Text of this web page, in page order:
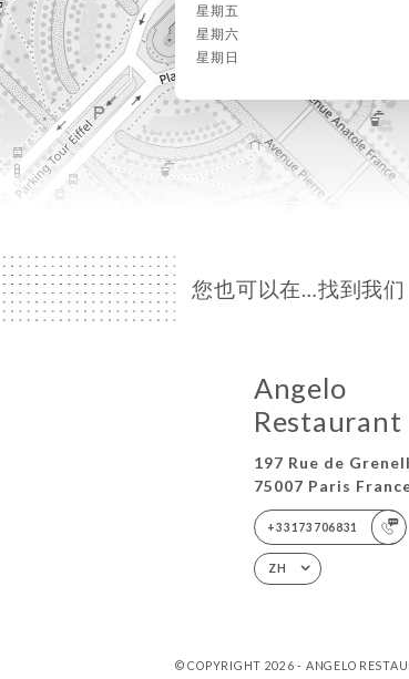
星期五
星期六
星期日
您也可以在…找到我们
Angelo
Restaurant
197 Rue de
75007 Paris
+33173706831
ZH
© COPYRIGHT 2026 - ANGELO